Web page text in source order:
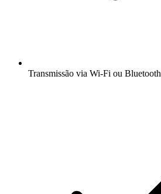
Transmissão via Wi-Fi ou Bluetooth